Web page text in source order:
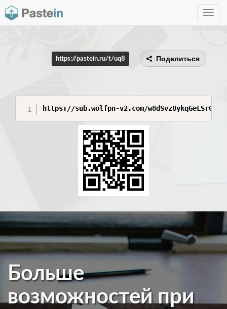
Toggle
https://pastein.ru/t/uq8 Поделиться
https://sub.wolfpn-v2.com/w8dSvz8ykqGeLSr0
Больше
возможностей при